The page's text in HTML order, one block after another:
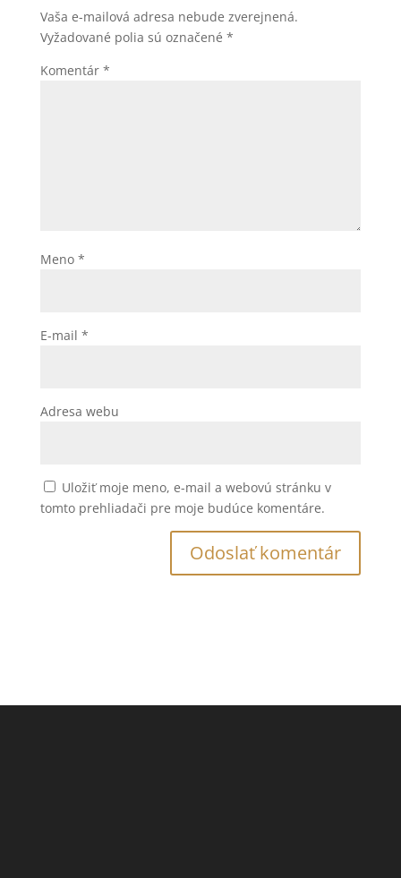
Vaša e-mailová adresa nebude zverejnená.
Vyžadované polia sú označené *
Komentár *
Meno *
E-mail *
Adresa webu
Uložiť moje meno, e-mail a webovú stránku v
tomto prehliadači pre moje budúce komentáre.